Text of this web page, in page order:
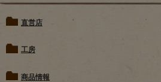
直営店
工房
商品情報